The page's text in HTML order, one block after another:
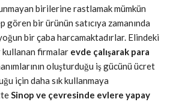
birilerine rastlamak mümkün
gören bir ürünün satıcıya zamanında
bir çaba harcamaktadırlar. Elindeki
kullanan firmalar evde çalışarak para
oluşturduğu iş gücünü ücret
için daha sık kullanmaya
Sinop ve çevresinde evlere yapay